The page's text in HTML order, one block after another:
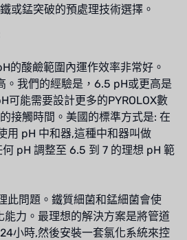
或錳突破的預處理技術選擇。
的酸鹼範圍內運作效率非常好。
。我們的經驗是，6.5 pH或更高是
可能需要設計更多的PYROLOX數
接觸時間。美國的標準方式是: 在
用 pH 中和器,這種中和器叫做
pH 調整至 6.5 到 7 的理想 pH 範
此問題。鐵質細菌和錳細菌會使
能力。最理想的解決方案是將管道
小時,然後安裝一套氯化系統來控